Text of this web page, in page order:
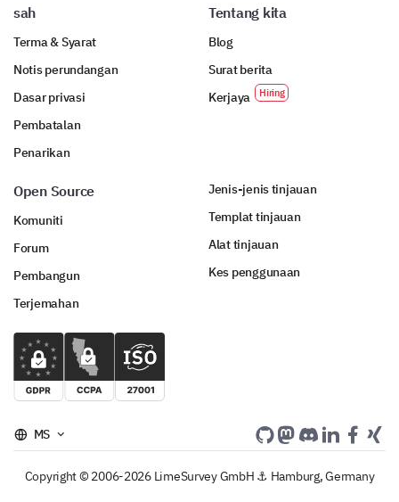
Could potentially reduce usefulness
sah
Terma & Syarat
Notis perundangan
Dasar privasi
Pembatalan
Penarikan
Tentang kita
Blog
Surat berita
Kerjaya
Open Source
Komuniti
Forum
Pembangun
Terjemahan
Jenis-jenis tinjauan
Templat tinjauan
Alat tinjauan
Kes penggunaan
MS
Copyright © 2006-2026 LimeSurvey GmbH ⚓ Hamburg, Germany